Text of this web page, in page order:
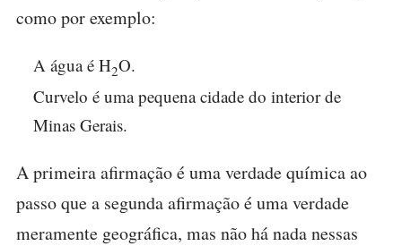
como por exemplo:
A água é H2O.
Curvelo é uma pequena cidade do interior de
Minas Gerais.
A primeira afirmação é uma verdade química ao
passo que a segunda afirmação é uma verdade
meramente geográfica, mas não há nada nessas